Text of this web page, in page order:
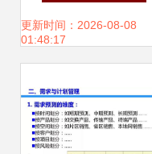
践与思考
更新时间：2026-08-08
01:48:17